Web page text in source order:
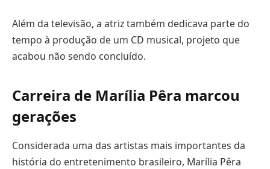
Além da televisão, a atriz também dedicava parte do
tempo à produção de um CD musical, projeto que
acabou não sendo concluído.
Carreira de Marília Pêra marcou
gerações
Considerada uma das artistas mais importantes da
história do entretenimento brasileiro, Marília Pêra